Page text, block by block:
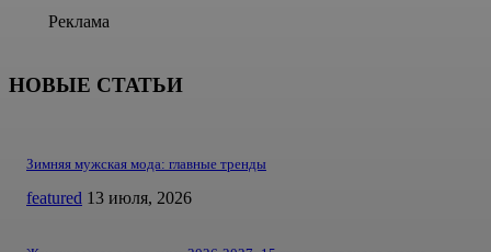
Реклама
НОВЫЕ СТАТЬИ
Зимняя мужская мода: главные тренды
featured 13 июля, 2026